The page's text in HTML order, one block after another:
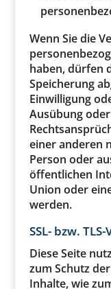
Wenn Sie die
haben, dürfen
Speicherung
Einwilligung
Ausübung
einer anderen
Person oder
öffentlichen
Union oder
werden.
SSL- bzw.
Diese Seite
zum Schutz
Inhalte, wie